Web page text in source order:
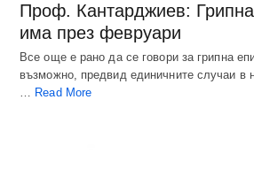
Проф. Кантарджиев:
има през февруари
Все още е рано да се говори за грипна
възможно, предвид единичните случаи в
… Read More